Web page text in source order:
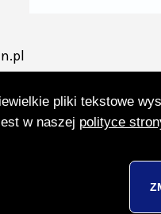
pliki tekstowe
w naszej polityce